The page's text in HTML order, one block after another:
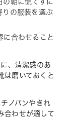
の朝に慌てずに
りの服装を選ぶ
に合わせること
、清潔感のあ
は磨いておくと
ノパンやきれ
合わせが適して